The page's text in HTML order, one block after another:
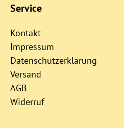
Service
Kontakt
Impressum
Datenschutzerklärung
Versand
AGB
Widerruf